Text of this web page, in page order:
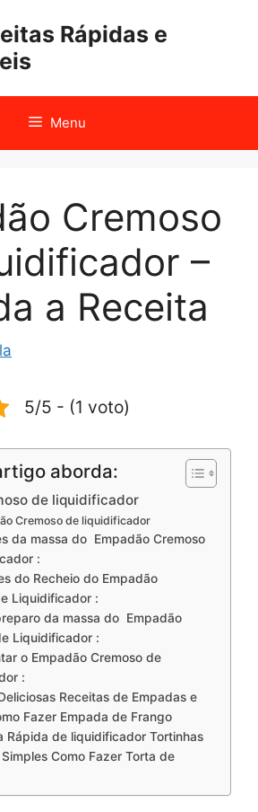
Rápidas e
Menu
Cremoso
–
a Receita
5/5 - (1 voto)
aborda:
de liquidificador
Cremoso de liquidificador
da massa do Empadão Cremoso
:
do Recheio do Empadão
Liquidificador :
da massa do Empadão
Liquidificador :
o Empadão Cremoso de
:
Receitas de Empadas e
Fazer Empada de Frango
Rápida de liquidificador Tortinhas
Como Fazer Torta de